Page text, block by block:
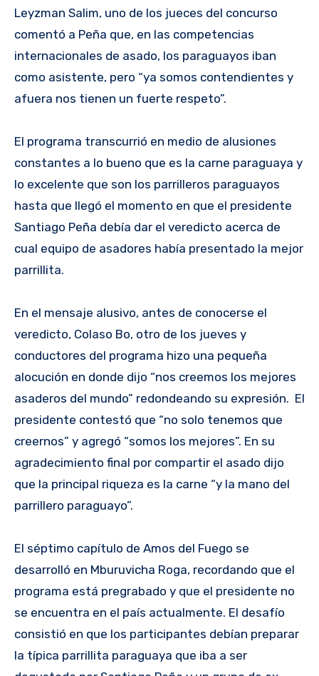
Leyzman Salim, uno de los jueces del concurso
comentó a Peña que, en las competencias
internacionales de asado, los paraguayos iban
como asistente, pero “ya somos contendientes y
afuera nos tienen un fuerte respeto”.
El programa transcurrió en medio de alusiones
constantes a lo bueno que es la carne paraguaya y
lo excelente que son los parrilleros paraguayos
hasta que llegó el momento en que el presidente
Santiago Peña debía dar el veredicto acerca de
cual equipo de asadores había presentado la mejor
parrillita.
En el mensaje alusivo, antes de conocerse el
veredicto, Colaso Bo, otro de los jueves y
conductores del programa hizo una pequeña
alocución en donde dijo “nos creemos los mejores
asaderos del mundo” redondeando su expresión. El
presidente contestó que “no solo tenemos que
creernos” y agregó “somos los mejores”. En su
agradecimiento final por compartir el asado dijo
que la principal riqueza es la carne “y la mano del
parrillero paraguayo”.
El séptimo capítulo de Amos del Fuego se
desarrolló en Mburuvicha Roga, recordando que el
programa está pregrabado y que el presidente no
se encuentra en el país actualmente. El desafío
consistió en que los participantes debían preparar
la típica parrillita paraguaya que iba a ser